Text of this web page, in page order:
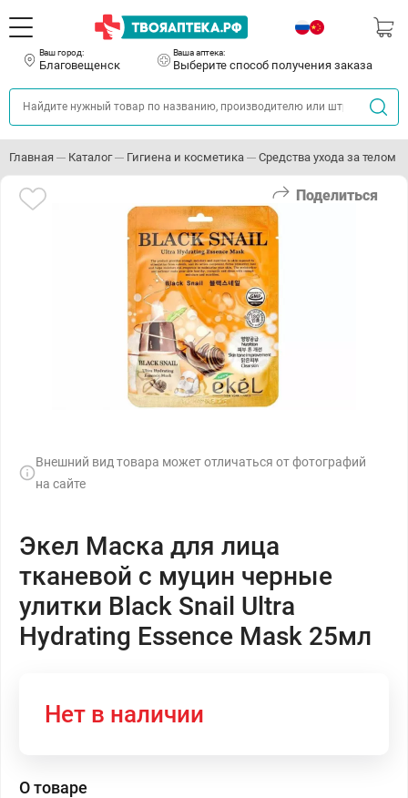
Ваш город:
Благовещенск
Ваша аптека:
Выберите способ получения заказа
Главная Каталог Гигиена и косметика Средства ухода за телом
Поделиться
Внешний вид товара может отличаться от фотографий
на сайте
Экел Маска для лица
тканевой с муцин черные
улитки Black Snail Ultra
Hydrating Essence Mask 25мл
Нет в наличии
О товаре